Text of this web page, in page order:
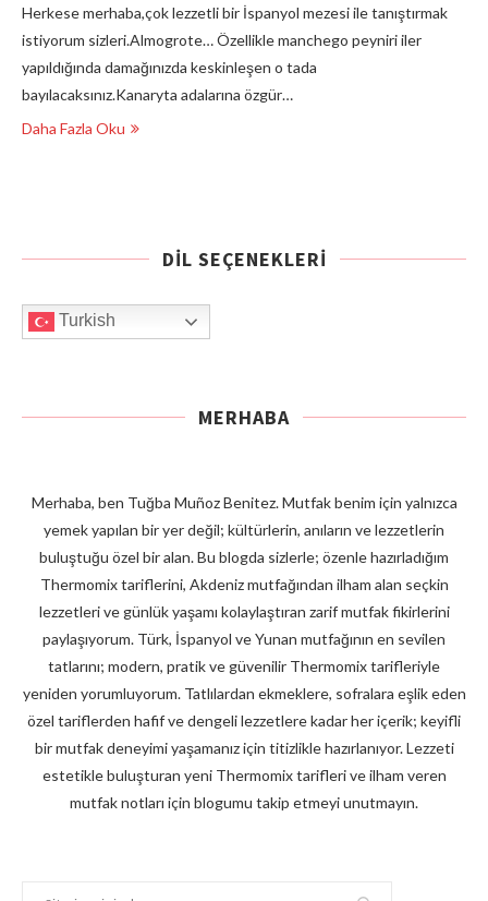
Herkese merhaba,çok lezzetli bir İspanyol mezesi ile tanıştırmak
istiyorum sizleri.Almogrote… Özellikle manchego peyniri iler
yapıldığında damağınızda keskinleşen o tada
bayılacaksınız.Kanaryta adalarına özgür…
Daha Fazla Oku
DIL SEÇENEKLERI
Turkish
MERHABA
Merhaba, ben Tuğba Muñoz Benitez. Mutfak benim için yalnızca
yemek yapılan bir yer değil; kültürlerin, anıların ve lezzetlerin
buluştuğu özel bir alan. Bu blogda sizlerle; özenle hazırladığım
Thermomix tariflerini, Akdeniz mutfağından ilham alan seçkin
lezzetleri ve günlük yaşamı kolaylaştıran zarif mutfak fikirlerini
paylaşıyorum. Türk, İspanyol ve Yunan mutfağının en sevilen
tatlarını; modern, pratik ve güvenilir Thermomix tarifleriyle
yeniden yorumluyorum. Tatlılardan ekmeklere, sofralara eşlik eden
özel tariflerden hafif ve dengeli lezzetlere kadar her içerik; keyifli
bir mutfak deneyimi yaşamanız için titizlikle hazırlanıyor. Lezzeti
estetikle buluşturan yeni Thermomix tarifleri ve ilham veren
mutfak notları için blogumu takip etmeyi unutmayın.